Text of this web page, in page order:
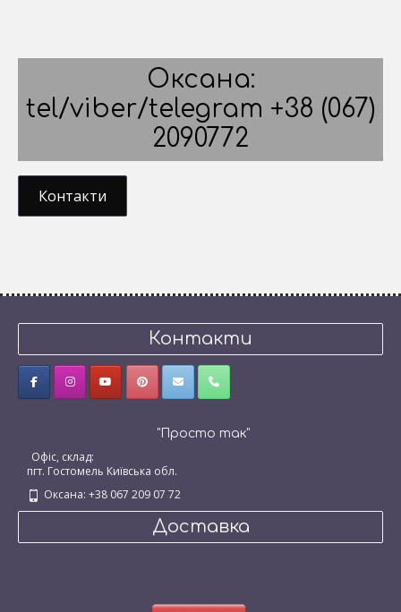
Оксана:
tel/viber/telegram +38 (067)
2090772
Контакти
Контакти
"Просто так"
Офіс, склад:
пгт. Гостомель Київська обл.
Оксана: +38 067 209 07 72
Доставка